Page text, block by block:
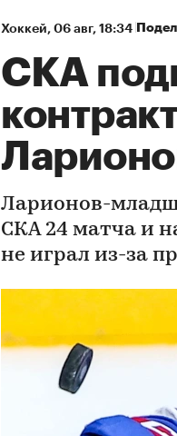
Хоккей⁠, 06 авг, 18:34
СКА
Ларионов-
СКА 24 матча и
не играл из-за